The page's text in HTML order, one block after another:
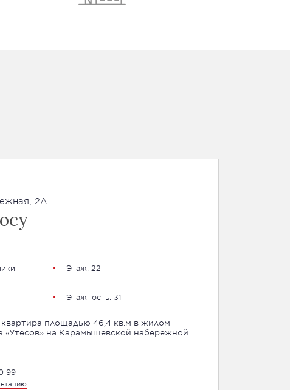
2А
Этаж: 22
Этажность: 31
площадью 46,4 кв.м в жилом
«Утесов» на Карамышевской набережной.
99